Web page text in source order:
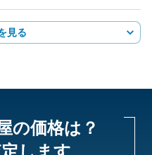
見る
の価格は？
します